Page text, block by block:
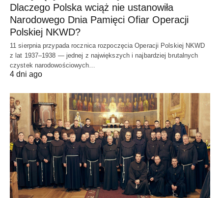
Dlaczego Polska wciąż nie ustanowiła
Narodowego Dnia Pamięci Ofiar Operacji
Polskiej NKWD?
11 sierpnia przypada rocznica rozpoczęcia Operacji Polskiej NKWD
z lat 1937–1938 — jednej z największych i najbardziej brutalnych
czystek narodowościowych…
4 dni ago